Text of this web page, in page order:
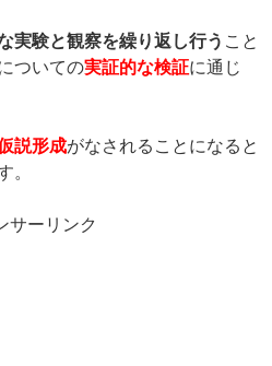
実験と観察を繰り返し行う こと
ついての実証的な検証に通じ
説形成がなされることになると
。
サーリンク